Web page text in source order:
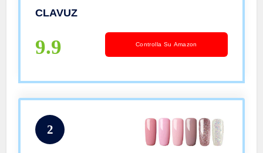
10ml de Clavuz – 025
CLAVUZ
9.9 Controlla Su Amazon
2